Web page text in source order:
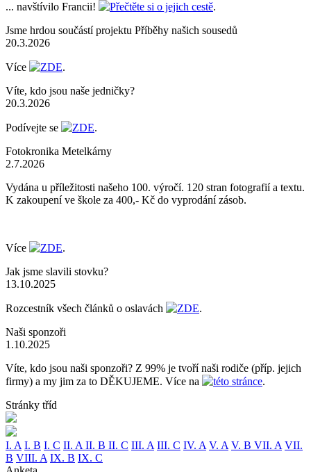
... navštívilo Francii! Přečtěte si o jejich cestě.
Jsme hrdou součástí projektu Příběhy našich sousedů
20.3.2026
Více ZDE.
Víte, kdo jsou naše jedničky?
20.3.2026
Podívejte se ZDE.
Fotokronika Metelkárny
2.7.2026
Vydána u příležitosti našeho 100. výročí. 120 stran fotografií a textu.
K zakoupení ve škole za 400,- Kč do vyprodání zásob.
Více ZDE.
Jak jsme slavili stovku?
13.10.2025
Rozcestník všech článků o oslavách ZDE.
Naši sponzoři
1.10.2025
Víte, kdo jsou naši sponzoři? Z 99% je tvoří naši rodiče (příp. jejich
firmy) a my jim za to DĚKUJEME. Více na
této stránce.
Stránky tříd
I. A I. B I. C II. A II. B II. C III. A III. C IV. A V. A V. B VII. A VII.
B VIII. A IX. B IX. C